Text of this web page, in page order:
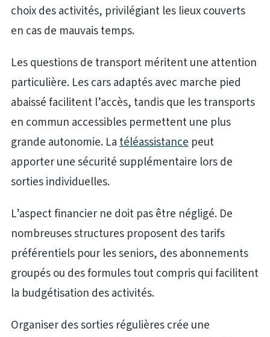
choix des activités, privilégiant les lieux couverts
en cas de mauvais temps.
Les questions de transport méritent une attention
particulière. Les cars adaptés avec marche pied
abaissé facilitent l’accès, tandis que les transports
en commun accessibles permettent une plus
grande autonomie. Latéléassistancepeut
apporter une sécurité supplémentaire lors de
sorties individuelles.
L’aspect financier ne doit pas être négligé. De
nombreuses structures proposent des tarifs
préférentiels pour les seniors, des abonnements
groupés ou des formules tout compris qui facilitent
la budgétisation des activités.
Organiser des sorties régulières crée une